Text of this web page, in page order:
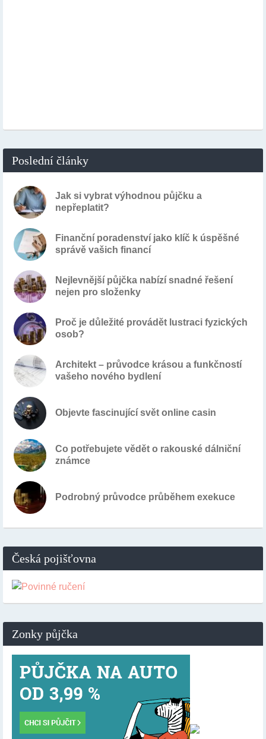
Poslední články
Jak si vybrat výhodnou půjčku a
nepřeplatit?
Finanční poradenství jako klíč k úspěšné
správě vašich financí
Nejlevnější půjčka nabízí snadné řešení
nejen pro složenky
Proč je důležité provádět lustraci fyzických
osob?
Architekt – průvodce krásou a funkčností
vašeho nového bydlení
Objevte fascinující svět online casin
Co potřebujete vědět o rakouské dálniční
známce
Podrobný průvodce průběhem exekuce
Česká pojišťovna
Zonky půjčka